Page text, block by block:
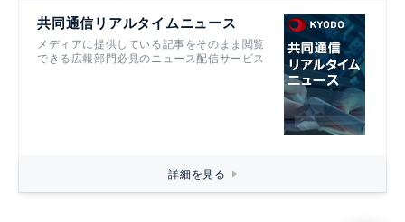
共同通信リアルタイムニュース
メディアに提供している記事をそのまま閲覧
できる広報部門必見のニュース配信サービス
詳細を見る